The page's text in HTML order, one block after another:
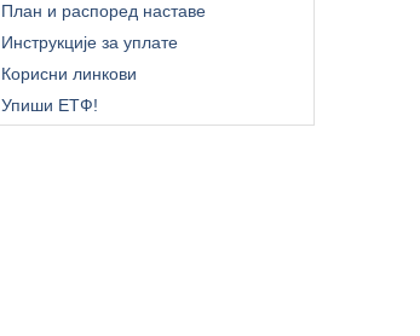
План и распоред наставе
Инструкције за уплате
Корисни линкови
Упиши ЕТФ!